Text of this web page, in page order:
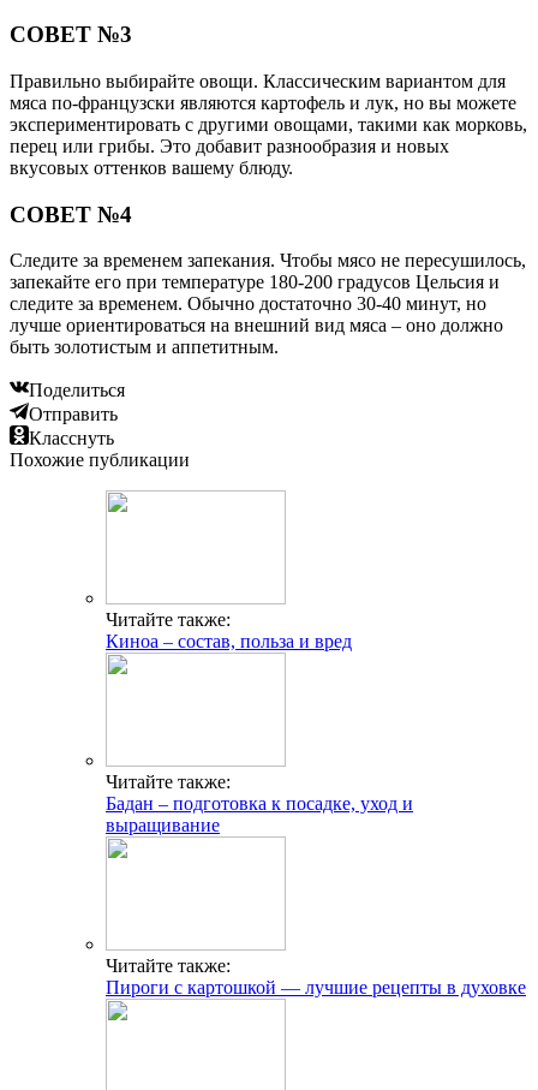
СОВЕТ №3
Правильно выбирайте овощи. Классическим вариантом для
мяса по-французски являются картофель и лук, но вы можете
экспериментировать с другими овощами, такими как морковь,
перец или грибы. Это добавит разнообразия и новых
вкусовых оттенков вашему блюду.
СОВЕТ №4
Следите за временем запекания. Чтобы мясо не пересушилось,
запекайте его при температуре 180-200 градусов Цельсия и
следите за временем. Обычно достаточно 30-40 минут, но
лучше ориентироваться на внешний вид мяса – оно должно
быть золотистым и аппетитным.
Поделиться
Отправить
Класснуть
Похожие публикации
Читайте также:
Киноа – состав, польза и вред
Читайте также:
Бадан – подготовка к посадке, уход и
выращивание
Читайте также:
Пироги с картошкой — лучшие рецепты в духовке